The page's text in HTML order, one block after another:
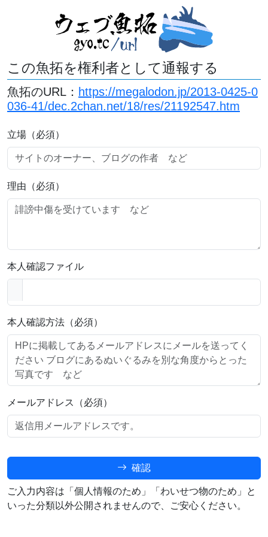
この魚拓を権利者として通報する
魚拓のURL： https://megalodon.jp/2013-0425-0
036-41/dec.2chan.net/18/res/21192547.htm
立場（必須）
理由（必須）
本人確認ファイル
本人確認方法（必須）
メールアドレス（必須）
確認
ご入力内容は「個人情報のため」「わいせつ物のため」と
いった分類以外公開されませんので、ご安心ください。